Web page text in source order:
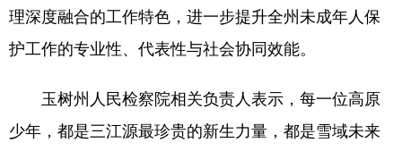
理深度融合的工作特色，进一步提升全州未成年人保
护工作的专业性、代表性与社会协同效能。
玉树州人民检察院相关负责人表示，每一位高原
少年，都是三江源最珍贵的新生力量，都是雪域未来